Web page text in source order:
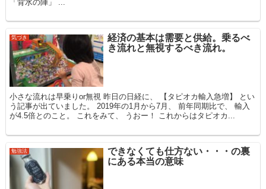
「背水の陣」 ...
気づき
経済の基本は需要と供給。乗るべ
き流れと無視するべき流れ。
小さな流れは早乗りor無視 昨日の日経に、 【タピオカ輸入急増】 とい
う記事が出ていました。 2019年の1月から7月、 前年同期比で、 輸入
が4.5倍とのこと。 これをみて、 うおー！ これからはタピオカ...
勉強法
できなくても仕方ない・・・の裏
にある本当の意味